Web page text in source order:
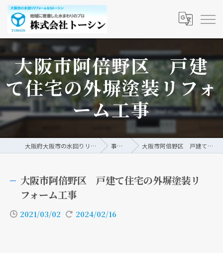
大阪市阿倍野区 戸建
て住宅の外塀塗装リフォ
ーム工事
大阪府大阪市の水回りリフォームなら株式会社トーシン 事例/ブログ 大阪市阿倍野区 戸建て住宅の外塀塗装リフォーム工事
大阪市阿倍野区 戸建て住宅の外塀塗装リ
フォーム工事
2021/03/02 2024/02/16